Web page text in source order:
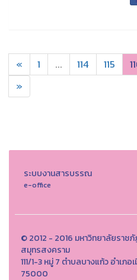
« 1 ... 114 115
»
ระบบงานสารบรรณ
e-office
© 2012 - 2016 มหาวิทยาลัยราช
สมุทรสงคราม
111/1-3 หมู่ 7 ตำบลบางแก้ว อำเ
75000